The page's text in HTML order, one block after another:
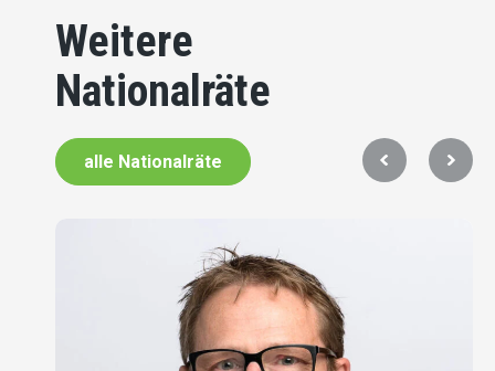
Weitere
Nationalräte
alle Nationalräte